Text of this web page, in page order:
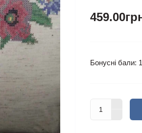
Бонусні бали: